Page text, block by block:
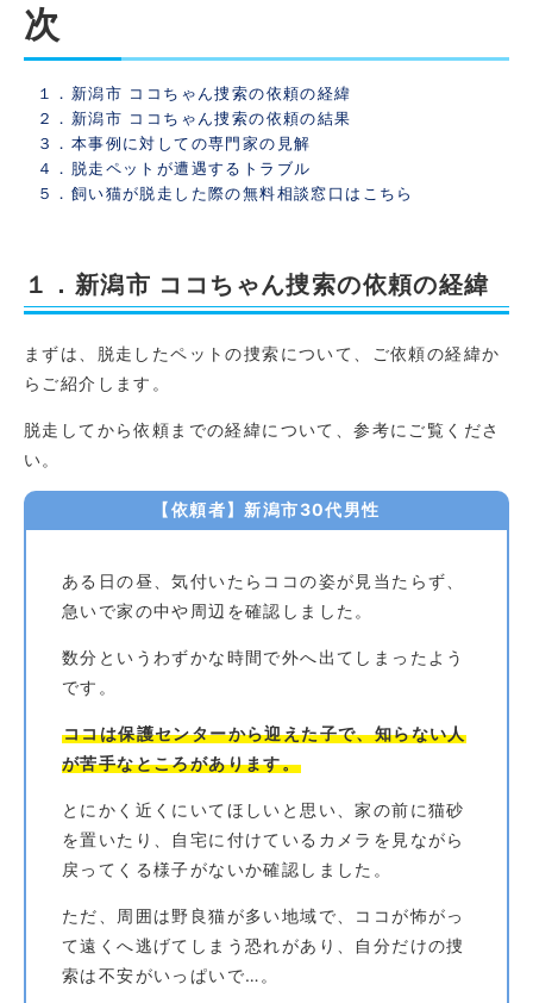
次
１．新潟市 ココちゃん捜索の依頼の経緯
２．新潟市 ココちゃん捜索の依頼の結果
３．本事例に対しての専門家の見解
４．脱走ペットが遭遇するトラブル
５．飼い猫が脱走した際の無料相談窓口はこちら
１．新潟市 ココちゃん捜索の依頼の経緯
まずは、脱走したペットの捜索について、ご依頼の経緯か
らご紹介します。
脱走してから依頼までの経緯について、参考にご覧くださ
い。
【依頼者】新潟市30代男性
ある日の昼、気付いたらココの姿が見当たらず、
急いで家の中や周辺を確認しました。
数分というわずかな時間で外へ出てしまったよう
です。
ココは保護センターから迎えた子で、知らない人
が苦手なところがあります。
とにかく近くにいてほしいと思い、家の前に猫砂
を置いたり、自宅に付けているカメラを見ながら
戻ってくる様子がないか確認しました。
ただ、周囲は野良猫が多い地域で、ココが怖がっ
て遠くへ逃げてしまう恐れがあり、自分だけの捜
索は不安がいっぱいで…。